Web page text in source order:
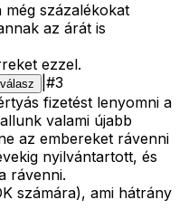
százalékokat
az árát is
ezzel.
válasz #3
fizetést lenyomni a
valami újabb
az embereket rávenni
nyilvántartott, és
rávenni.
számára), ami hátrány